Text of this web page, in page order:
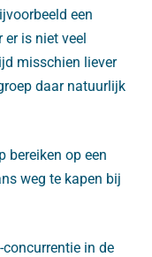
een
er is niet veel
misschien liever
daar natuurlijk
bereiken op een
weg te kapen bij
in de